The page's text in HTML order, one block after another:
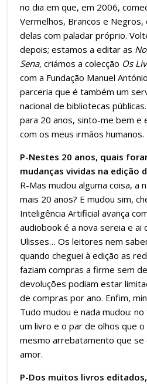
no dia em que, em 2006,
Vermelhos, Brancos e Negros,
delas com paladar próprio.
depois; estamos a editar as
Sena, criámos a colecção Os
com a Fundação Manuel
parceria que é também um
nacional de bibliotecas
para 20 anos, sinto-me bem e
com os meus irmãos humanos.
P-Nestes 20 anos, quais
mudanças vividas na edição
R-Mas mudou alguma coisa, a
mais 20 anos? E mudou sim,
Inteligência Artificial avança
audiobook é a nova sereia e ai
Ulisses… Os leitores nem
quando cheguei à edição as
faziam compras a firme sem
devoluções podiam estar
de compras por ano. Enfim,
Tudo mudou e nada mudou:
um livro e o par de olhos que
mesmo arrebatamento que
amor.
P-Dos muitos livros